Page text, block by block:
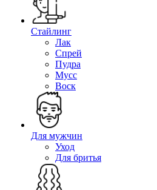
Стайлинг
Лак
Спрей
Пудра
Мусс
Воск
Для мужчин
Уход
Для бритья